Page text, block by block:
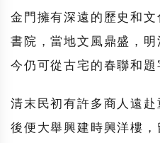
金門擁有深遠的歷史和
書院，當地文風鼎盛，
今仍可從古宅的春聯和題
清末民初有許多商人遠
後便大舉興建時興洋樓